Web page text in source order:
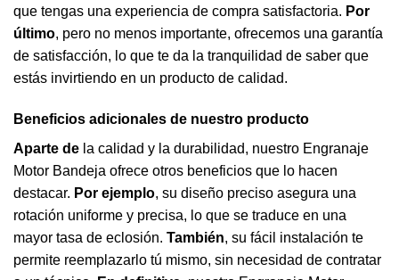
que tengas una experiencia de compra satisfactoria. Por
último, pero no menos importante, ofrecemos una garantía
de satisfacción, lo que te da la tranquilidad de saber que
estás invirtiendo en un producto de calidad.
Beneficios adicionales de nuestro producto
Aparte de la calidad y la durabilidad, nuestro Engranaje
Motor Bandeja ofrece otros beneficios que lo hacen
destacar. Por ejemplo, su diseño preciso asegura una
rotación uniforme y precisa, lo que se traduce en una
mayor tasa de eclosión. También, su fácil instalación te
permite reemplazarlo tú mismo, sin necesidad de contratar